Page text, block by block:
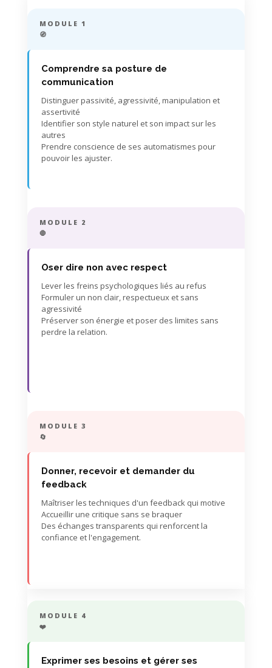
MODULE 1
🧭
Comprendre sa posture de
communication
Distinguer passivité, agressivité, manipulation et
assertivité
Identifier son style naturel et son impact sur les
autres
Prendre conscience de ses automatismes pour
pouvoir les ajuster.
MODULE 2
🛑
Oser dire non avec respect
Lever les freins psychologiques liés au refus
Formuler un non clair, respectueux et sans
agressivité
Préserver son énergie et poser des limites sans
perdre la relation.
MODULE 3
🔄
Donner, recevoir et demander du
feedback
Maîtriser les techniques d'un feedback qui motive
Accueillir une critique sans se braquer
Des échanges transparents qui renforcent la
confiance et l'engagement.
MODULE 4
❤️
Exprimer ses besoins et gérer ses